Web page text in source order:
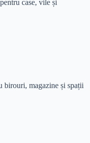
case, vile și
birouri, magazine și spații